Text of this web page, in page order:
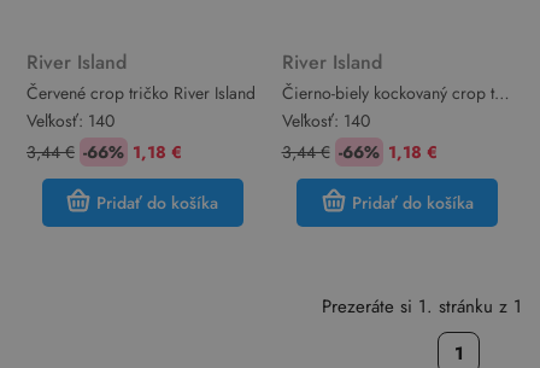
River Island
Červené crop tričko River Island
Veľkosť: 140
3,44 € -66% 1,18 €
Pridať do košíka
River Island
Čierno-biely kockovaný crop top
River Island
Veľkosť: 140
3,44 € -66% 1,18 €
Pridať do košíka
Prezeráte si 1. stránku z 1
1